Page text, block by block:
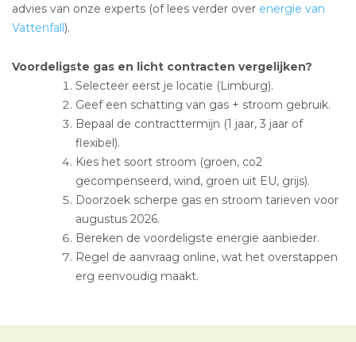
advies van onze experts (of lees verder over energie van
Vattenfall).
Voordeligste gas en licht contracten vergelijken?
Selecteer eerst je locatie (Limburg).
Geef een schatting van gas + stroom gebruik.
Bepaal de contracttermijn (1 jaar, 3 jaar of
flexibel).
Kies het soort stroom (groen, co2
gecompenseerd, wind, groen uit EU, grijs).
Doorzoek scherpe gas en stroom tarieven voor
augustus 2026.
Bereken de voordeligste energie aanbieder.
Regel de aanvraag online, wat het overstappen
erg eenvoudig maakt.